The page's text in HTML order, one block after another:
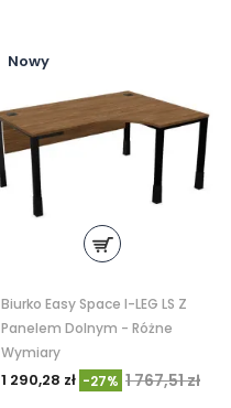
Nowy
Biurko Easy Space I-LEG LS Z
Panelem Dolnym - Różne
Wymiary
1 290,28 zł -27% 1 767,51 zł